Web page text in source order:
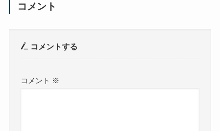
コメント
コメントする
コメント ※